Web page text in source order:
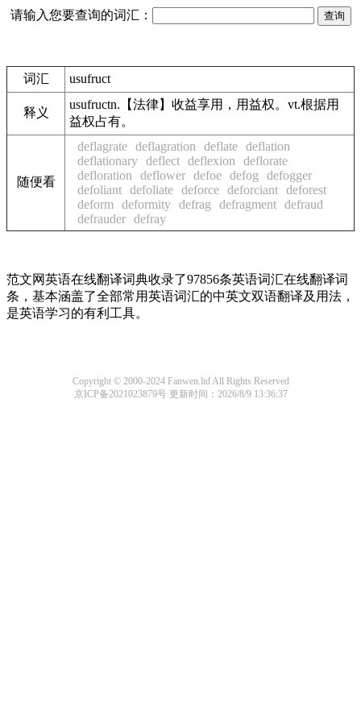
请输入您要查询的词汇：
词汇 usufruct
释义
usufructn.【法律】收益享用，用益权。vt.根据用
益权占有。
随便看
deflagrate deflagration deflate deflation
deflationary deflect deflexion
deflorate
defloration
deflower defoe defog
defogger
defoliant defoliate deforce deforciant deforest
deform
deformity defrag defragment defraud
defrauder defray
范文网英语在线翻译词典收录了97856条英语词汇在线翻译词
条，基本涵盖了全部常用英语词汇的中英文双语翻译及用法，
是英语学习的有利工具。
Copyright © 2000-2024 Fanwen.ltd All Rights Reserved
京ICP备2021023879号更新时间：2026/8/9 13:36:37